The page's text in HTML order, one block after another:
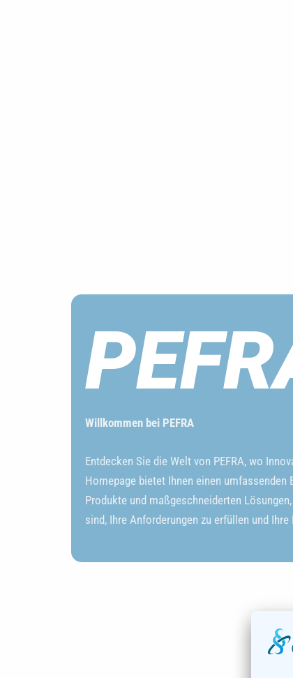
Willkommen bei PEFRA
Entdecken Sie die Welt von PEFRA, wo
Homepage bietet Ihnen einen umfassenden
Produkte und maßgeschneiderten
sind, Ihre Anforderungen zu erfüllen und